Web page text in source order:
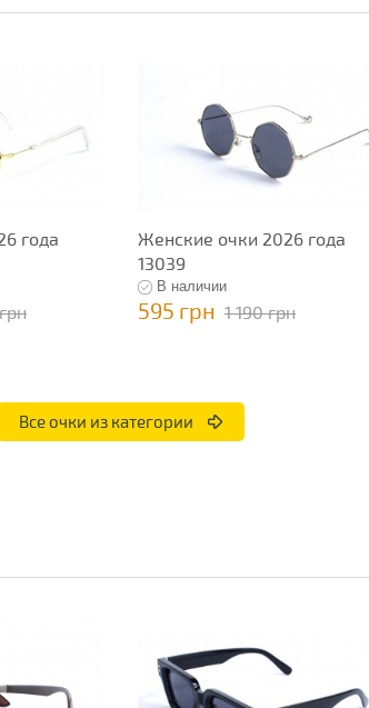
года
Женские очки 2026 года
13039
В наличии
595 грн 1 190 грн
Все очки из категории